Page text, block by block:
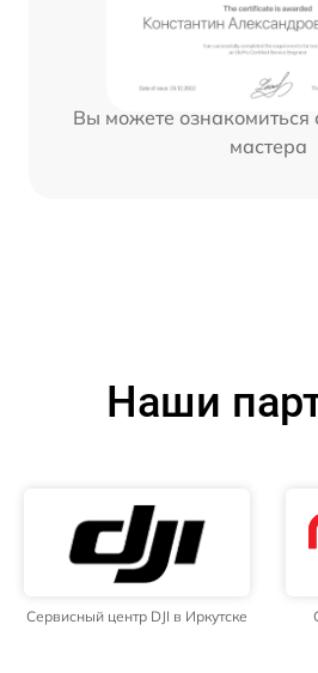
Вы можете ознакомиться
мастера
Наши
Сервисный центр DJI в Иркутске